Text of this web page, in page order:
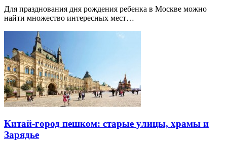
Для празднования дня рождения ребенка в Москве можно
найти множество интересных мест…
Китай-город пешком: старые улицы, храмы и
Зарядье